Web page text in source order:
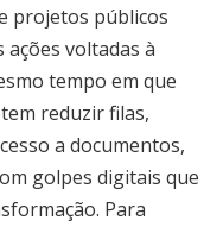
projetos públicos
voltadas à
tempo em que
reduzir filas,
a documentos,
golpes digitais que
Para